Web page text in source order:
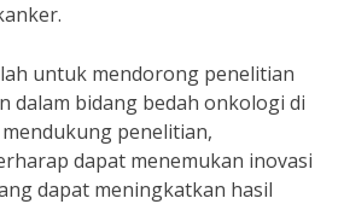
untuk mendorong penelitian
dalam bidang bedah onkologi di
penelitian,
dapat menemukan inovasi
dapat meningkatkan hasil